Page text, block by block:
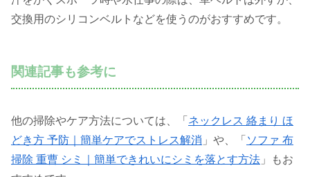
交換用のシリコンベルトなどを使うのがおすすめです。
関連記事も参考に
他の掃除やケア方法については、「 ネックレス 絡まり ほ
どき方 予防｜簡単ケアでストレス解消 」や、「 ソファ 布
掃除 重曹 シミ｜簡単できれいにシミを落とす方法 」もお